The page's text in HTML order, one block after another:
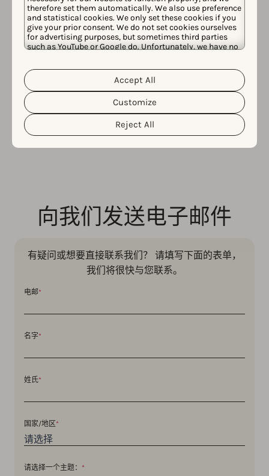
therefore set them automatically. We also use preference
and statistical cookies. We only set these cookies if you
give your prior consent. We do not set cookies ourselves
for advertising purposes, but sometimes third parties
such as YouTube or Google do. Unfortunately, we have no
personal data and the different cookies we use, please
read our
Cookie Policy&Privacy Policy
customize your cookie settings and preferences by
clicking the “Customize” button.
Reject All
Customize
Accept All
在社交媒体上关注我们
不错过任何ASO或AppTweak新闻！ 在下面您最喜欢的社
交媒体账号上关注我们。
向我们发送电子邮件
有疑问或想要直接联系我们？ 请填写下面的表单，
我们将很快与您联系。
电邮*
名字*
姓氏*
国家/地区 *
请选择一个主题： *